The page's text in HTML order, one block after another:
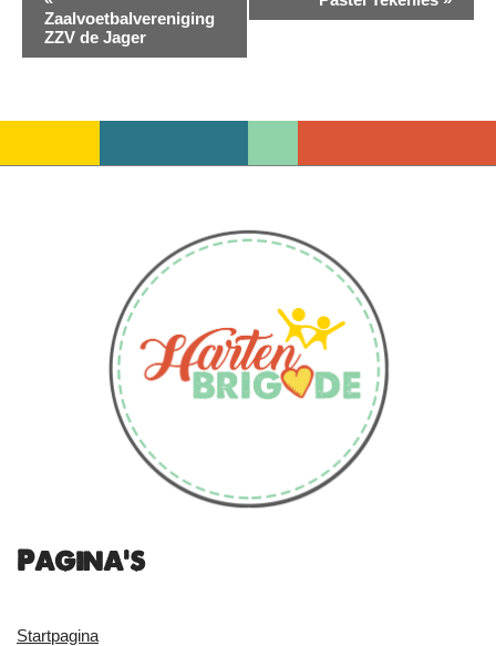
Navigatie
Zaalvoetbalvereniging
ZZV de Jager
Pagina's
Startpagina